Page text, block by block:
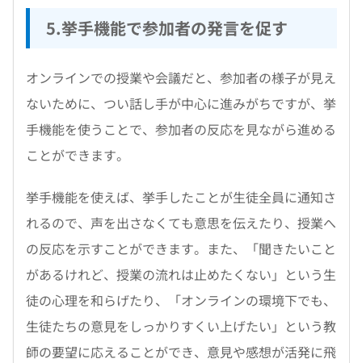
5.挙手機能で参加者の発言を促す
オンラインでの授業や会議だと、参加者の様子が見え
ないために、つい話し手が中心に進みがちですが、挙
手機能を使うことで、参加者の反応を見ながら進める
ことができます。
挙手機能を使えば、挙手したことが生徒全員に通知さ
れるので、声を出さなくても意思を伝えたり、授業へ
の反応を示すことができます。また、「聞きたいこと
があるけれど、授業の流れは止めたくない」という生
徒の心理を和らげたり、「オンラインの環境下でも、
生徒たちの意見をしっかりすくい上げたい」という教
師の要望に応えることができ、意見や感想が活発に飛